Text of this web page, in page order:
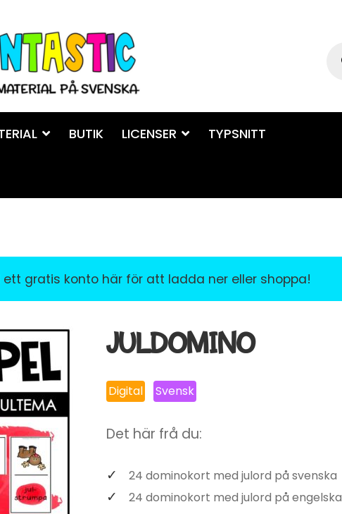
BUTIK LICENSER TYPSNITT
gratis konto här för att ladda ner eller shoppa!
JULDOMINO
Digital Svensk
Det här frå du:
24 dominokort med julord på svenska
24 dominokort med julord på engelska